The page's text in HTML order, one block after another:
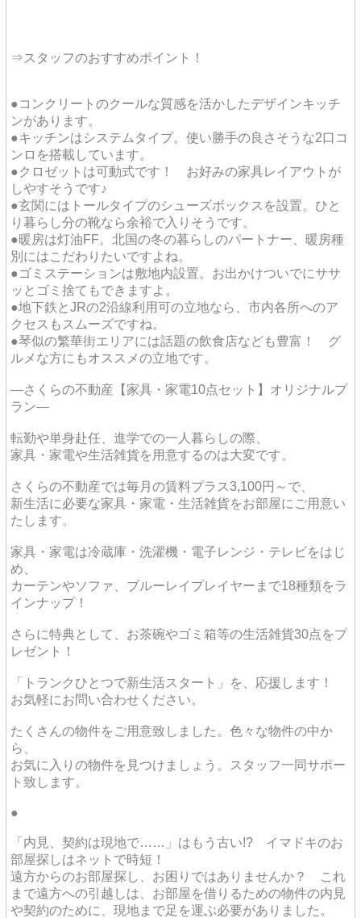
⇒スタッフのおすすめポイント！
●コンクリートのクールな質感を活かしたデザインキッチ
ンがあります。
●キッチンはシステムタイプ。使い勝手の良さそうな2口コ
ンロを搭載しています。
●クロゼットは可動式です！ お好みの家具レイアウトが
しやすそうです♪
●玄関にはトールタイプのシューズボックスを設置。ひと
り暮らし分の靴なら余裕で入りそうです。
●暖房は灯油FF。北国の冬の暮らしのパートナー、暖房種
別にはこだわりたいですよね。
●ゴミステーションは敷地内設置。お出かけついでにササ
ッとゴミ捨てもできますよ。
●地下鉄とJRの2沿線利用可の立地なら、市内各所へのア
クセスもスムーズですね。
●琴似の繁華街エリアには話題の飲食店なども豊富！ グ
ルメな方にもオススメの立地です。
―さくらの不動産【家具・家電10点セット】オリジナルプ
ラン―
転勤や単身赴任、進学での一人暮らしの際、
家具・家電や生活雑貨を用意するのは大変です。
さくらの不動産では毎月の賃料プラス3,100円～で、
新生活に必要な家具・家電・生活雑貨をお部屋にご用意い
たします。
家具・家電は冷蔵庫・洗濯機・電子レンジ・テレビをはじ
め、
カーテンやソファ、ブルーレイプレイヤーまで18種類をラ
インナップ！
さらに特典として、お茶碗やゴミ箱等の生活雑貨30点をプ
レゼント！
「トランクひとつで新生活スタート」を、応援します！
お気軽にお問い合わせください。
たくさんの物件をご用意致しました。色々な物件の中か
ら、
お気に入りの物件を見つけましょう。スタッフ一同サポー
ト致します。
●
「内見、契約は現地で……」はもう古い!? イマドキのお
部屋探しはネットで時短！
遠方からのお部屋探し、お困りではありませんか？ これ
まで遠方への引越しは、お部屋を借りるための物件の内見
や契約のために、現地まで足を運ぶ必要がありました。